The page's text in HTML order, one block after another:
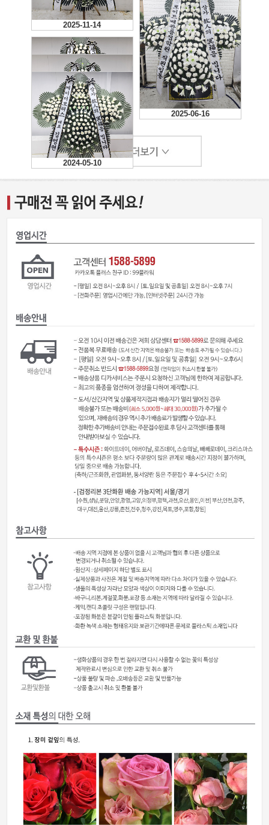
2026-07-22
빠른배송 너무 좋아요
2025-11-14
2025-06-16
2024-11-05
2024-09-06
2024-05-10